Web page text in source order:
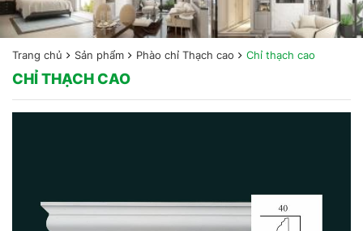
Trang chủ Sản phẩm Phào chỉ Thạch cao Chỉ thạch cao
CHỈ THẠCH CAO